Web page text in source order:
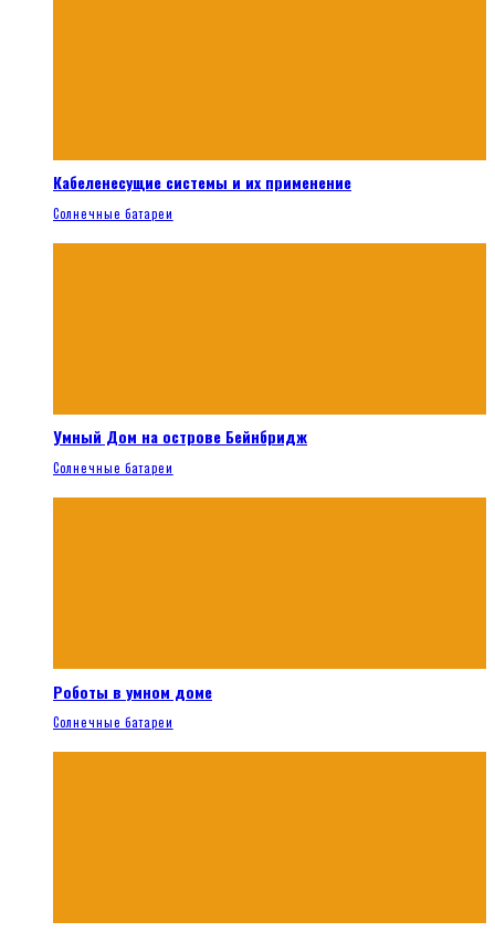
Кабеленесущие системы и их применение
Солнечные батареи
Умный Дом на острове Бейнбридж
Солнечные батареи
Роботы в умном доме
Солнечные батареи